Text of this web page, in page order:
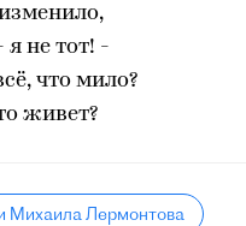
не тот! -
что мило?
живет?
Михаила Лермонтова